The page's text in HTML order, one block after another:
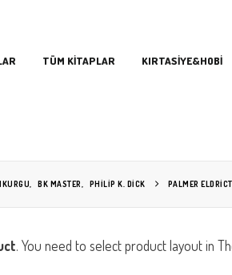
TÜM KİTAPLAR KIRTASİYE&HOBİ
BK MASTER PHILIP K. DICK PALMER
. You need to select product layout in